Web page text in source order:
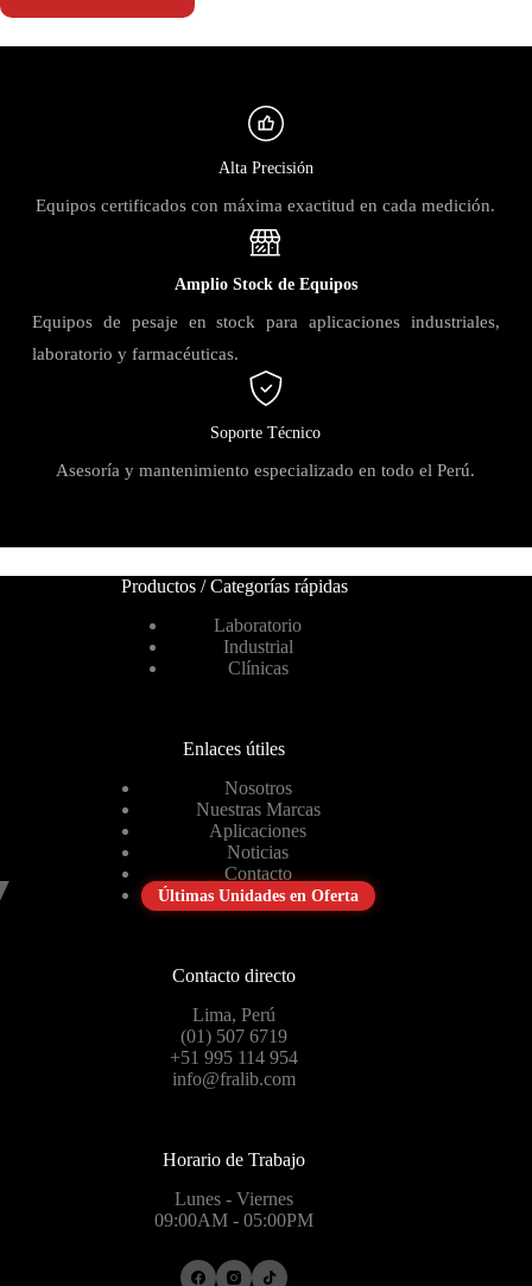
Alta Precisión
Equipos certificados con máxima exactitud en cada medición.
Amplio Stock de Equipos
Equipos de pesaje en stock para aplicaciones industriales,
laboratorio y farmacéuticas.
Soporte Técnico
Asesoría y mantenimiento especializado en todo el Perú.
Productos / Categorías rápidas
Laboratorio
Industrial
Clínicas
Enlaces útiles
Nosotros
Nuestras Marcas
Aplicaciones
Noticias
Contacto
Últimas Unidades en Oferta
Contacto directo
Lima, Perú
(01) 507 6719
+51 995 114 954
info@fralib.com
Horario de Trabajo
Lunes - Viernes
09:00AM - 05:00PM